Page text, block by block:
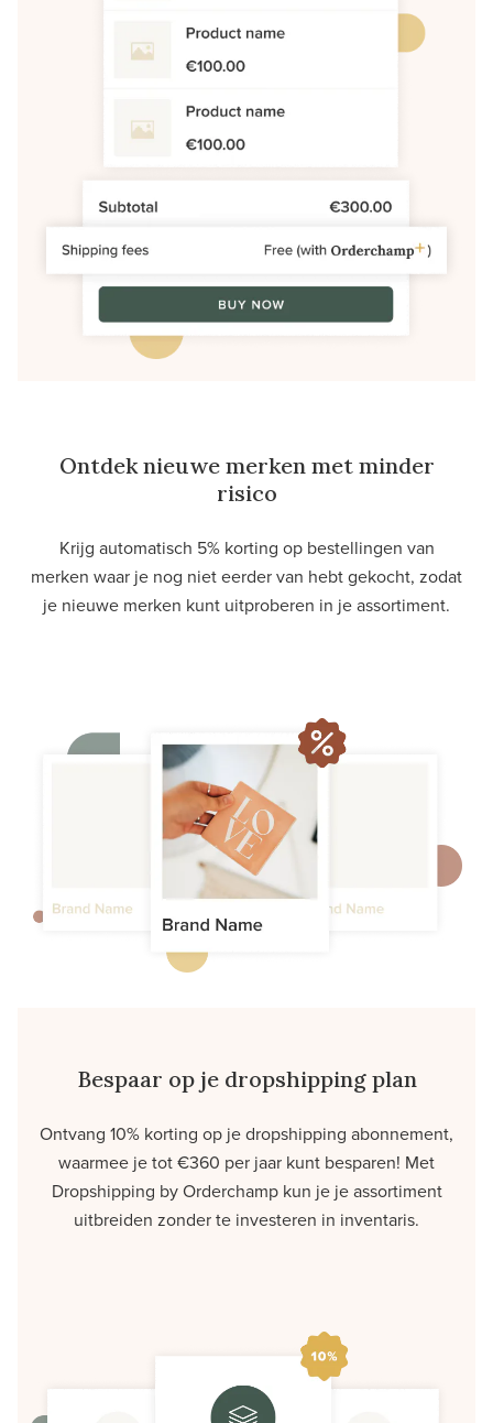
Ontdek nieuwe merken met minder
risico
Krijg automatisch 5% korting op bestellingen van
merken waar je nog niet eerder van hebt gekocht, zodat
je nieuwe merken kunt uitproberen in je assortiment.
Bespaar op je dropshipping plan
Ontvang 10% korting op je dropshipping abonnement,
waarmee je tot €360 per jaar kunt besparen! Met
Dropshipping by Orderchamp kun je je assortiment
uitbreiden zonder te investeren in inventaris.